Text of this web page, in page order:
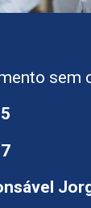
sem